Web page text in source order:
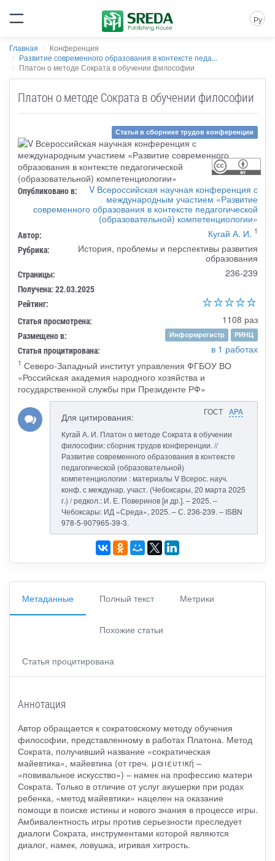
Ру
Главная
Конференция
Развитие современного образования в контексте педа...
Платон о методе Сократа в обучении философии
Платон о методе Сократа в обучении философии
Статья в сборнике трудов конференции
Опубликовано в:
V Всероссийская научная конференция с
международным участием «Развитие
современного образования в контексте педагогической
(образовательной) компетенциологии»
Автор: Кугай А. И. 1
Рубрика:
История, проблемы и перспективы развития
образования
Страницы: 236-239
Получена: 22.03.2025
Рейтинг:
Статья просмотрена:
1108 раз
Размещено в: Информрегистр РИНЦ
Статья процитирована: в 1 работах
1 Северо-Западный институт управления ФГБОУ ВО
«Российская академия народного хозяйства и
государственной службы при Президенте РФ»
ГОСТ APA
Для цитирования:
Кугай А. И. Платон о методе Сократа в обучении
философии: сборник трудов конференции. //
Развитие современного образования в контексте
педагогической (образовательной)
компетенциологии : материалы V Всерос. науч.
конф. с междунар. участ. (Чебоксары, 20 марта 2025
г.) / редкол.: И. Е. Поверинов [и др.]. – 2025. –
Чебоксары: ИД «Среда», 2025. – С. 236-239. – ISBN
978-5-907965-39-3.
Метаданные Полный текст Метрики
Похожие статьи
Статья процитирована
Аннотация
Автор обращается к сократовскому методу обучения
философии, представленному в работах Платона. Метод
Сократа, получивший название «сократическая
майевтика», майевтика (от греч. μαιευτική –
«повивальное искусство») – намек на профессию матери
Сократа. Только в отличие от услуг акушерки при родах
ребенка, «метод майевтики» нацелен на оказание
помощи в поиске истины и нового знания в процессе игры.
Амбивалентность игры против серьезности преследует
диалоги Сократа, инструментами которой являются
диалог, намек, ловушка, игривая хитрость.